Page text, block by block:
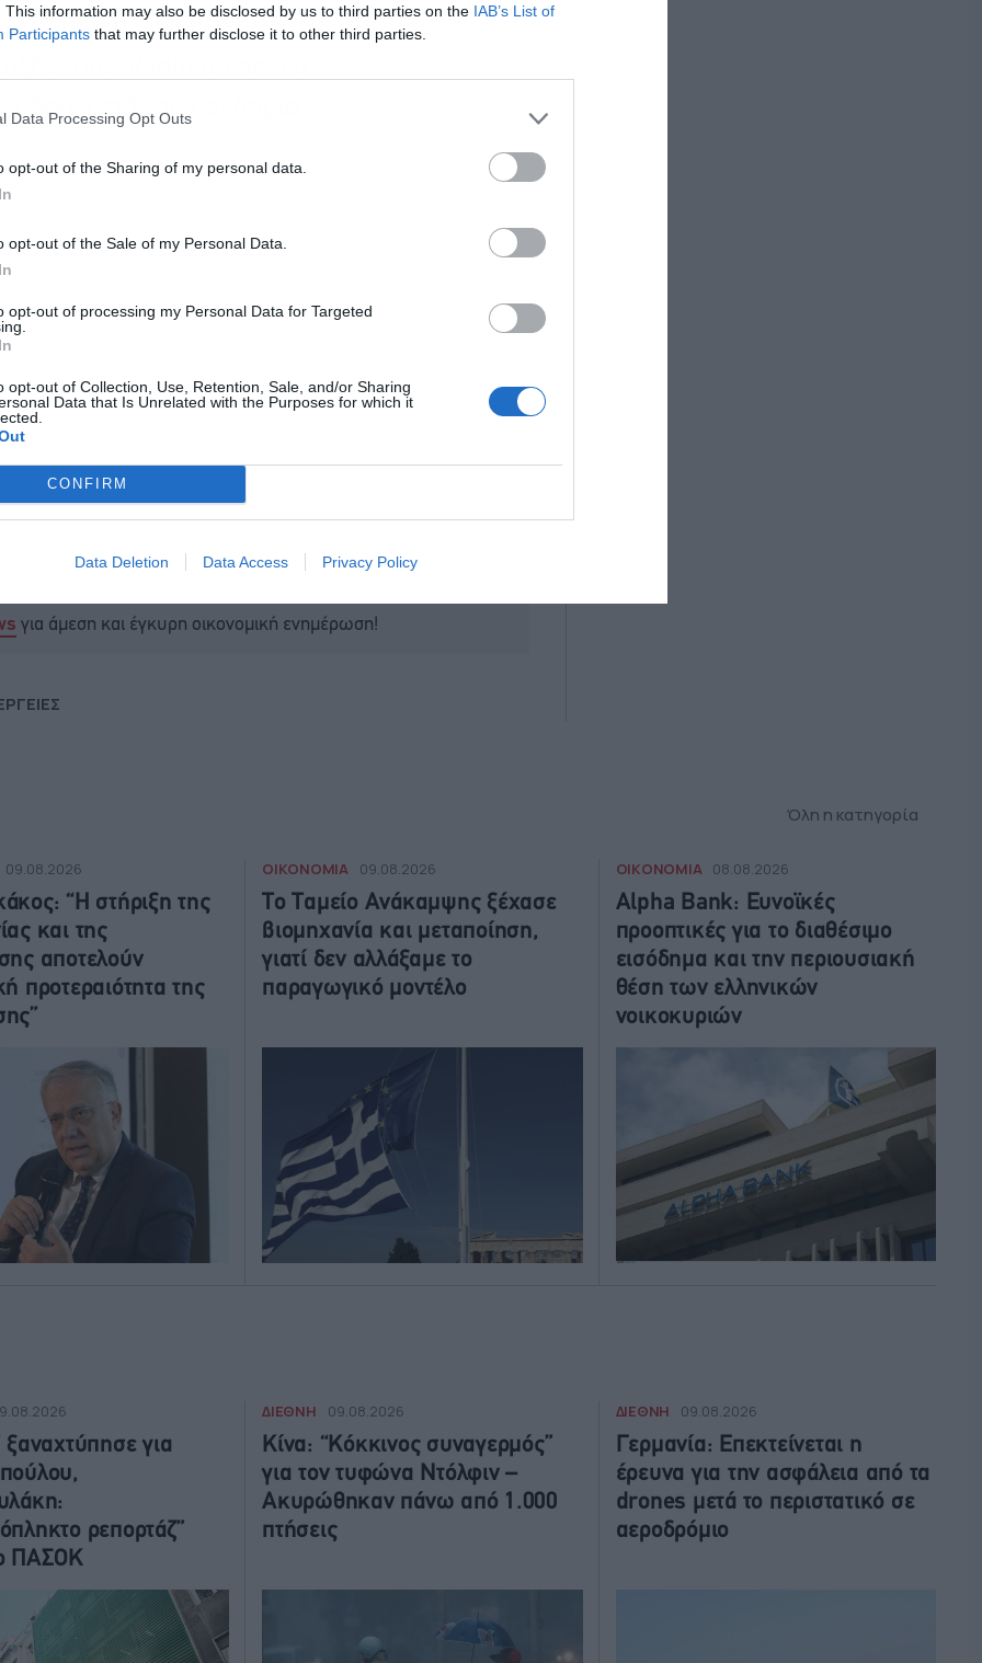
This information may also be disclosed by us to third parties on the IAB’s List of
Participants that may further disclose it to other third parties.
Data Processing Opt Outs
opt-out of the Sharing of my personal data.
opt-out of the Sale of my Personal Data.
opt-out of processing my Personal Data for Targeted
opt-out of Collection, Use, Retention, Sale, and/or Sharing
Data that Is Unrelated with the Purposes for which it
CONFIRM
Data Deletion Data Access Privacy Policy
υδατοκαλλιέργειες να
τους, ιδιαίτερα σε ό,τι
μετά την πανδημία
για άμεση και έγκυρη οικονομική ενημέρωση!
Όλη η κατηγορία
09.08.2026
“Η στήριξη της
και της
αποτελούν
προτεραιότητα της
ΟΙΚΟΝΟΜΙΑ 09.08.2026
Το Ταμείο Ανάκαμψης ξέχασε
βιομηχανία και μεταποίηση,
γιατί δεν αλλάξαμε το
παραγωγικό μοντέλο
ΟΙΚΟΝΟΜΙΑ 08.08.2026
Alpha Bank: Ευνοϊκές
προοπτικές για το διαθέσιμο
εισόδημα και την περιουσιακή
θέση των ελληνικών
νοικοκυριών
ξαναχτύπησε για
ρεπορτάζ”
ΠΑΣΟΚ
ΔΙΕΘΝΗ 09.08.2026
Κίνα: “Κόκκινος συναγερμός”
για τον τυφώνα Ντόλφιν –
Ακυρώθηκαν πάνω από 1.000
πτήσεις
ΔΙΕΘΝΗ 09.08.2026
Γερμανία: Επεκτείνεται η
έρευνα για την ασφάλεια από τα
drones μετά το περιστατικό σε
αεροδρόμιο